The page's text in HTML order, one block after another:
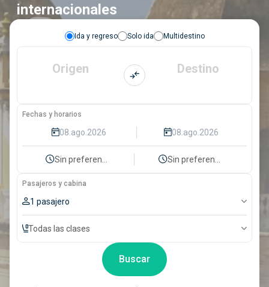
internacionales
Ida y regreso Solo ida Multidestino
Origen Destino
Fechas y horarios
Pasajeros y cabina
1 pasajero
Todas las clases
Buscar